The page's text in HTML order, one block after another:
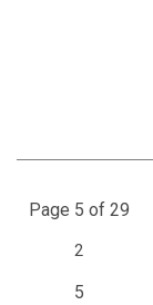
Page 5 of 29
2
5(current)